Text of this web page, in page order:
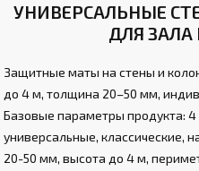
УНИВЕРСАЛЬНЫЕ
ДЛЯ
Защитные маты на стены и
до 4 м, толщина 20–50 мм,
Базовые параметры продукта: 4
универсальные, классические,
20-50 мм, высота до 4 м,